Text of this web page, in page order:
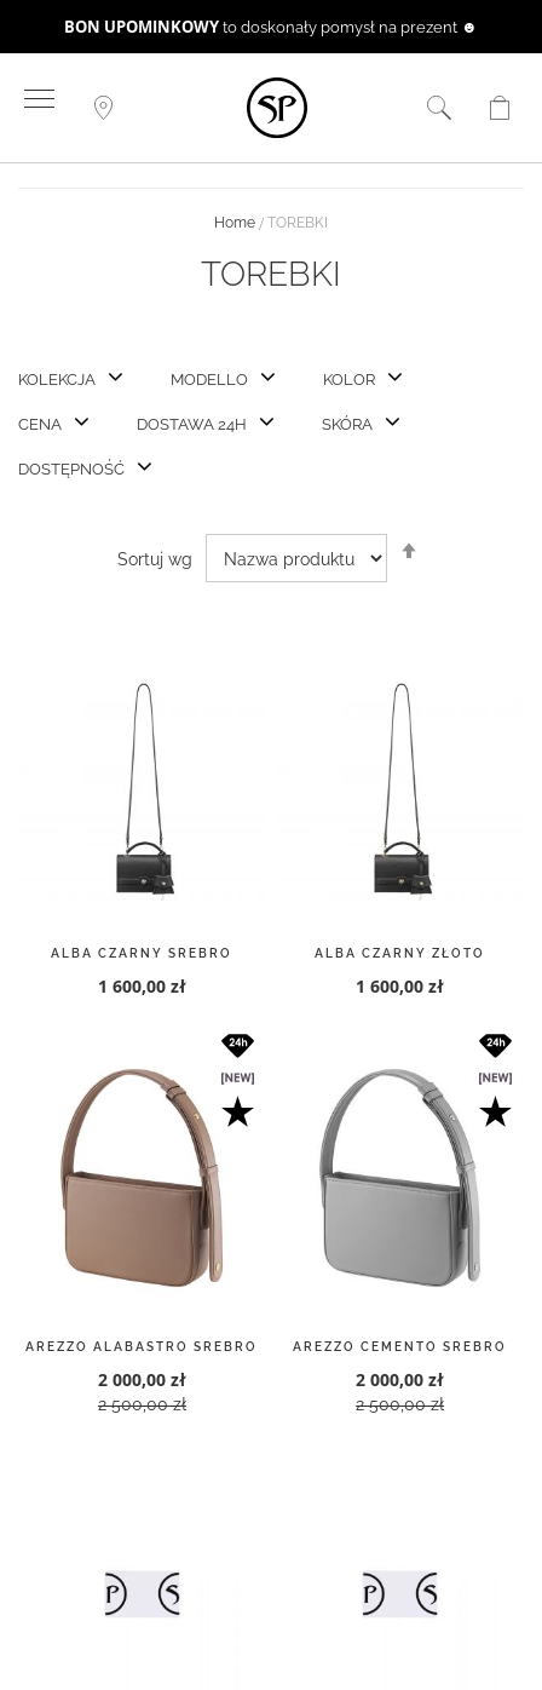
BON UPOMINKOWY to doskonały pomysł na prezent ☻
do
treści
Home TOREBKI
TOREBKI
KOLEKCJA MODELLO KOLOR
CENA DOSTAWA 24H SKÓRA
DOSTĘPNOŚĆ
Sortuj wg
ALBA CZARNY SREBRO
1 600,00 zł
ALBA CZARNY ZŁOTO
1 600,00 zł
AREZZO ALABASTRO SREBRO
2 000,00 zł
2 500,00 zł
AREZZO CEMENTO SREBRO
2 000,00 zł
2 500,00 zł